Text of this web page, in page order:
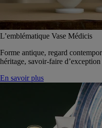
L’emblématique Vase Médicis
Forme antique, regard
héritage, savoir-faire
En savoir plus